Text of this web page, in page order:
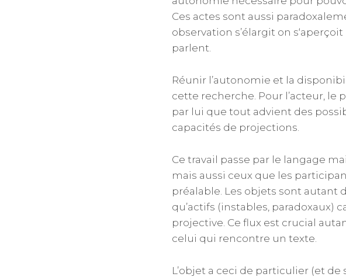
Ces actes sont aussi
observation s’élargit on
parlent.
Réunir l’autonomie et la
cette recherche. Pour l’acteur, le
par lui que tout advient des
capacités de projections.
Ce travail passe par le langage
mais aussi ceux que les
préalable. Les objets sont autant
qu’actifs (instables, paradoxaux)
projective. Ce flux est crucial
celui qui rencontre un texte.
L’objet a ceci de particulier (et